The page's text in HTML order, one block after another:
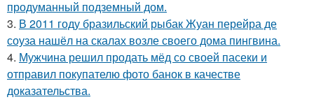
продуманный подземный дом.
3. В 2011 году бразильский рыбак Жуан перейра де
соуза нашёл на скалах возле своего дома пингвина.
4. Мужчина решил продать мёд со своей пасеки и
отправил покупателю фото банок в качестве
доказательства.